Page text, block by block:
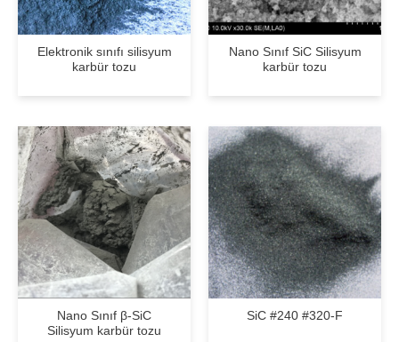
Elektronik sınıfı silisyum
karbür tozu
Nano Sınıf SiC Silisyum
karbür tozu
Nano Sınıf β-SiC
Silisyum karbür tozu
SiC #240 #320-F